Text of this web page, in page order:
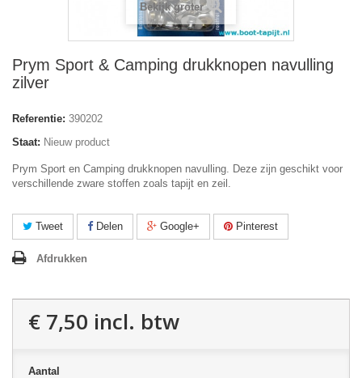
Bekijk groter
Prym Sport & Camping drukknopen navulling
zilver
Referentie: 390202
Staat: Nieuw product
Prym Sport en Camping drukknopen navulling. Deze zijn geschikt voor
verschillende zware stoffen zoals tapijt en zeil.
Tweet Delen Google+ Pinterest
Afdrukken
€ 7,50 incl. btw
Aantal